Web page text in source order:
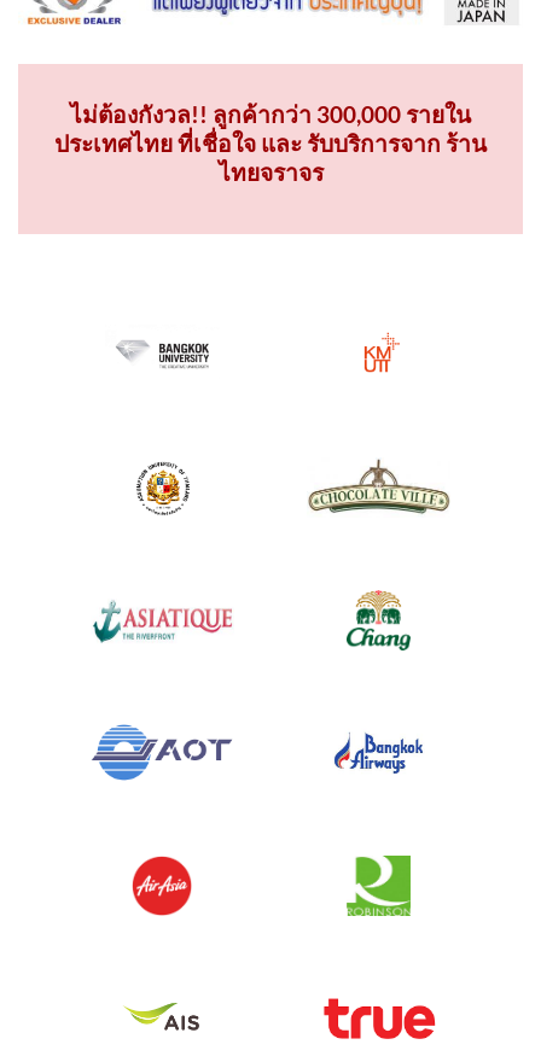
ไม่ต้องกังวล!! ลูกค้ากว่า 300,000 รายใน
ประเทศไทย ที่เชื่อใจ และ รับบริการจาก ร้าน
ไทยจราจร